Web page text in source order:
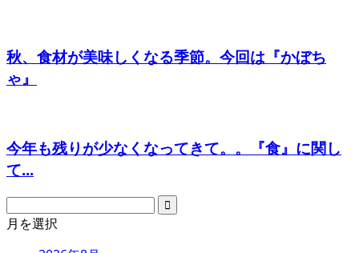
秋、食材が美味しくなる季節。今回は『かぼち
ゃ』
今年も残りが少なくなってきて。。『食』に関し
て...
月を選択